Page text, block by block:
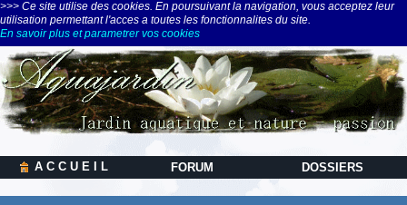
>>> Ce site utilise des cookies. En poursuivant la navigation, vous acceptez leur
utilisation permettant l'acces a toutes les fonctionnalites du site.
En savoir plus et parametrer vos cookies
A C C U E I L FORUM DOSSIERS